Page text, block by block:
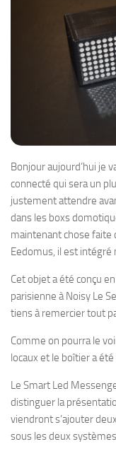
Bonjour aujourd’hui je
connecté qui sera un
justement attendre
dans les boxs
maintenant chose faite
Eedomus, il est
Cet objet a été conçu
parisienne à Noisy Le
tiens à remercier tout
Comme on pourra le
locaux et le boîtier a
Le Smart Led
distinguer la
viendront s’ajouter
sous les deux